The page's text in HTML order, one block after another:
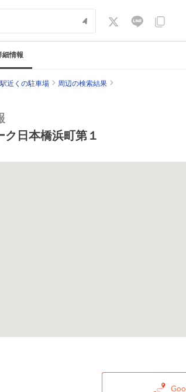
細情報
近くの駐車場 周辺の検索結果
ク日本橋浜町第１